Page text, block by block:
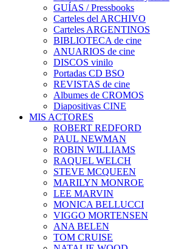
GUÍAS / Pressbooks
Carteles del ARCHIVO
Carteles ARGENTINOS
BIBLIOTECA de cine
ANUARIOS de cine
DISCOS vinilo
Portadas CD BSO
REVISTAS de cine
Albumes de CROMOS
Diapositivas CINE
MIS ACTORES
ROBERT REDFORD
PAUL NEWMAN
ROBIN WILLIAMS
RAQUEL WELCH
STEVE MCQUEEN
MARILYN MONROE
LEE MARVIN
MONICA BELLUCCI
VIGGO MORTENSEN
ANA BELEN
TOM CRUISE